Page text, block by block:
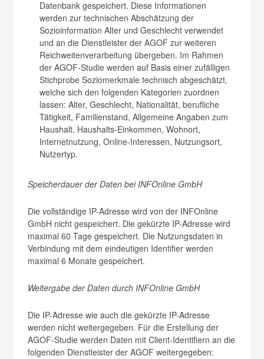
Datenbank gespeichert. Diese Informationen
werden zur technischen Abschätzung der
Sozioinformation Alter und Geschlecht verwendet
und an die Dienstleister der AGOF zur weiteren
Reichweitenverarbeitung übergeben. Im Rahmen
der AGOF-Studie werden auf Basis einer zufälligen
Stichprobe Soziomerkmale technisch abgeschätzt,
welche sich den folgenden Kategorien zuordnen
lassen: Alter, Geschlecht, Nationalität, berufliche
Tätigkeit, Familienstand, Allgemeine Angaben zum
Haushalt, Haushalts-Einkommen, Wohnort,
Internetnutzung, Online-Interessen, Nutzungsort,
Nutzertyp.
Speicherdauer der Daten bei INFOnline GmbH
Die vollständige IP-Adresse wird von der INFOnline
GmbH nicht gespeichert. Die gekürzte IP-Adresse wird
maximal 60 Tage gespeichert. Die Nutzungsdaten in
Verbindung mit dem eindeutigen Identifier werden
maximal 6 Monate gespeichert.
Weitergabe der Daten durch INFOnline GmbH
Die IP-Adresse wie auch die gekürzte IP-Adresse
werden nicht weitergegeben. Für die Erstellung der
AGOF-Studie werden Daten mit Client-Identifiern an die
folgenden Dienstleister der AGOF weitergegeben: